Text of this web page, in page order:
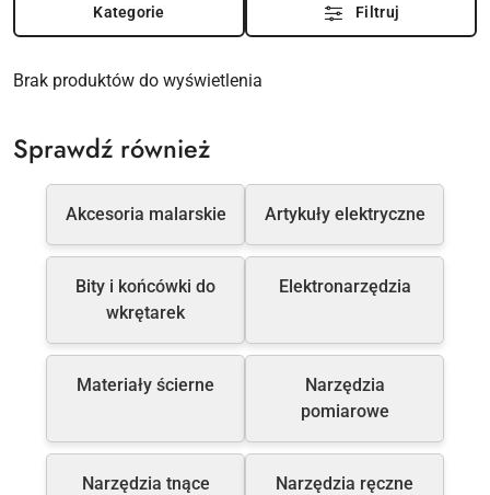
Kategorie Filtruj
Brak produktów do wyświetlenia
Sprawdź również
Akcesoria malarskie Artykuły elektryczne
Bity i końcówki do
wkrętarek
Elektronarzędzia
Materiały ścierne
Narzędzia
pomiarowe
Narzędzia tnące Narzędzia ręczne